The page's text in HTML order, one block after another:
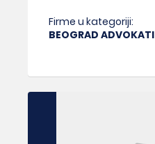
Firme u kategoriji:
BEOGRAD ADVOKATI